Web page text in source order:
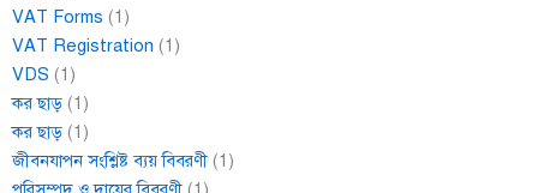
VAT Forms (1)
VAT Registration (1)
VDS (1)
কর ছাড় (1)
কর ছাড় (1)
জীবনযাপন সংশ্লিষ্ট ব্যয় বিবরণী (1)